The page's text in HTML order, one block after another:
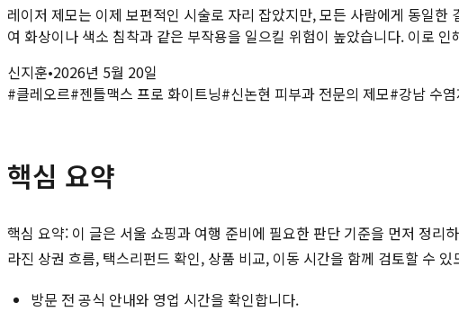
레이저 제모는 이제 보편적인 시술로 자리 잡았지만, 모든 사람에게 동일
여 화상이나 색소 침착과 같은 부작용을 일으킬 위험이 높았습니다. 이로 인
신지훈•2026년 5월 20일
#클레오르#젠틀맥스 프로 화이트닝#신논현 피부과 전문의 제모#강남 수
핵심 요약
핵심 요약: 이 글은 서울 쇼핑과 여행 준비에 필요한 판단 기준을 먼저 정
라진 상권 흐름, 택스리펀드 확인, 상품 비교, 이동 시간을 함께 검토할 수
방문 전 공식 안내와 영업 시간을 확인합니다.